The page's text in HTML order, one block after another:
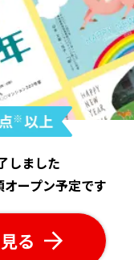
しました
ープン予定です
る